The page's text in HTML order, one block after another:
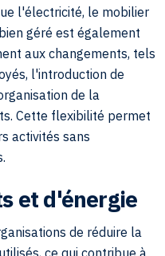
l'électricité, le mobilier
géré est également
aux changements, tels
l'introduction de
de la
Cette flexibilité permet
activités sans
et d'énergie
de réduire la
ce qui contribue à